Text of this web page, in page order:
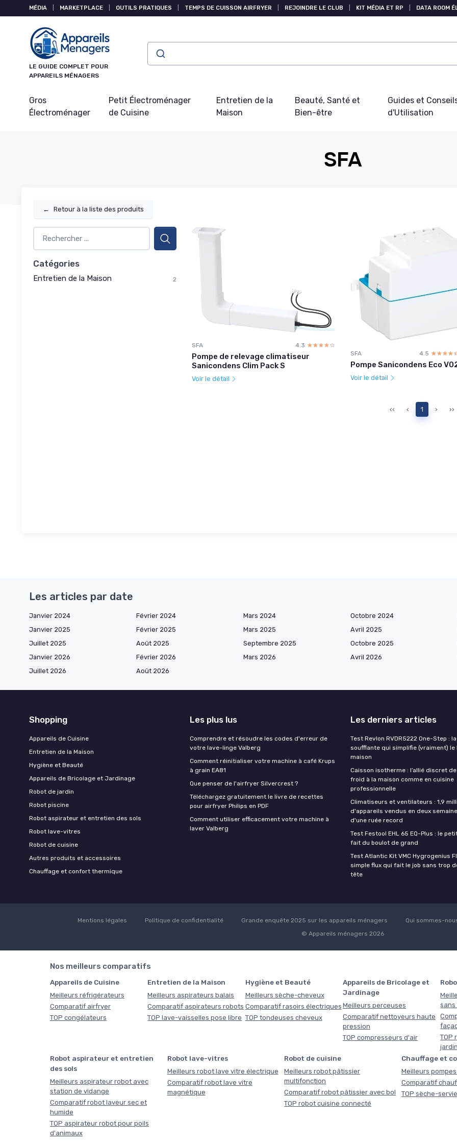
MÉDIA MARKETPLACE OUTILS PRATIQUES TEMPS DE CUISSON AIRFRYER REJOINDRE LE CLUB KIT MÉDIA ET RP DATA ROOM
LE GUIDE COMPLET POUR
APPAREILS MÉNAGERS
Gros
Électroménager
Petit Électroménager
de Cuisine
Entretien de la
Maison
Beauté, Santé et
Bien-être
Guides et
d'Utilisation
SFA
← Retour à la liste des produits
Catégories
Entretien de la Maison 2
SFA 4.3 ☆☆☆☆☆
★★★★★
Pompe de relevage climatiseur
Sanicondens Clim Pack S
Voir le détail
SFA 4.5
Pompe Sanicondens Eco
Voir le détail
‹‹ ‹ 1 › ››
Les articles par date
Janvier 2024 Février 2024 Mars 2024 Octobre 2024
Janvier 2025
Février 2025 Mars 2025 Avril 2025
Juillet 2025
Août 2025 Septembre 2025 Octobre 2025
Janvier 2026
Février 2026 Mars 2026 Avril 2026
Juillet 2026
Août 2026
Shopping
Appareils de Cuisine
Entretien de la Maison
Hygiène et Beauté
Appareils de Bricolage et Jardinage
Robot de jardin
Robot piscine
Robot aspirateur et entretien des sols
Robot lave-vitres
Robot de cuisine
Autres produits et accessoires
Chauffage et confort thermique
Les plus lus
Comprendre et résoudre les codes d'erreur de
votre lave-linge Valberg
Comment réinitialiser votre machine à café Krups
à grain EA81
Que penser de l'airfryer Silvercrest ?
Téléchargez gratuitement le livre de recettes
pour airfryer Philips en PDF
Comment utiliser efficacement votre machine à
laver Valberg
Les derniers articles
Test Revlon RVDR5222 One-Step :
soufflante qui simplifie (vraiment) le
maison
Caisson isotherme : l’allié discret
froid à la maison comme en cuisine
professionnelle
Climatiseurs et ventilateurs : 1,9
d'appareils vendus en deux
d'une ruée record
Test Festool EHL 65 EQ-Plus : le
fait du boulot de grand
Test Atlantic Kit VMC Hygrogenius
simple flux qui fait le job sans trop
tête
Mentions légales Politique de confidentialité Grande enquête 2025 sur les appareils ménagers Qui sommes-
© Appareils ménagers 2026
Nos meilleurs comparatifs
Appareils de Cuisine
Meilleurs réfrigérateurs
Comparatif airfryer
TOP congélateurs
Entretien de la Maison
Meilleurs aspirateurs balais
Comparatif aspirateurs robots
TOP lave-vaisselles pose libre
Hygiène et Beauté
Meilleurs sèche-cheveux
Comparatif rasoirs électriques
TOP tondeuses cheveux
Appareils de Bricolage et
Jardinage
Meilleurs perceuses
Comparatif nettoyeurs haute
pression
TOP compresseurs d'air
sans
TOP
jardin
Robot aspirateur et entretien
des sols
Meilleurs aspirateur robot avec
station de vidange
Comparatif robot laveur sec et
humide
TOP aspirateur robot pour poils
d'animaux
Robot lave-vitres
Meilleurs robot lave vitre électrique
Comparatif robot lave vitre
magnétique
Robot de cuisine
Meilleurs robot pâtissier
multifonction
Comparatif robot pâtissier avec bol
TOP robot cuisine connecté
Chauffage et
Meilleurs
Comparatif
TOP sèche-
Panneau de gestion des cookies